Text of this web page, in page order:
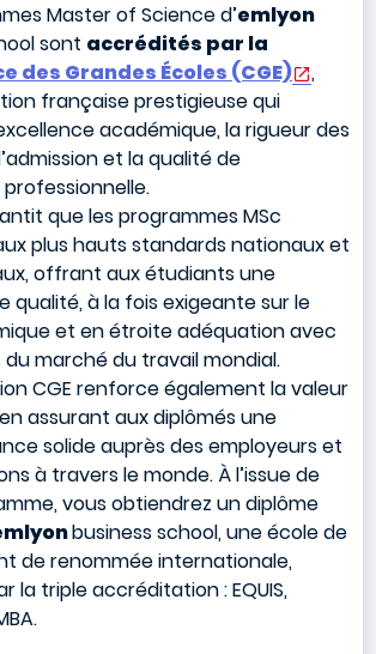
Master of Science d’emlyon
sont accrédités par la
des Grandes Écoles (CGE)
,
française prestigieuse qui
académique, la rigueur des
et la qualité de
que les programmes MSc
plus hauts standards nationaux et
offrant aux étudiants une
qualité, à la fois exigeante sur le
et en étroite adéquation avec
marché du travail mondial.
CGE renforce également la valeur
assurant aux diplômés une
solide auprès des employeurs et
à travers le monde. À l’issue de
vous obtiendrez un diplôme
business school, une école de
de renommée internationale,
la triple accréditation : EQUIS,